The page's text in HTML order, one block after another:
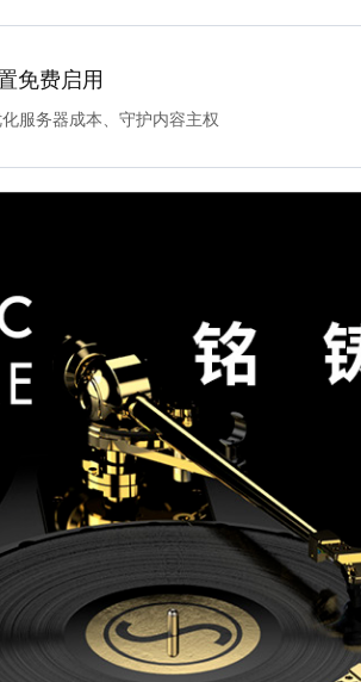
免费启用
服务器成本、守护内容主权